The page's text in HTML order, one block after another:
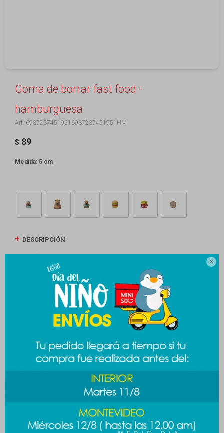

Goma de borrar fast food -
hamburguesa
69372374519516937237451951HM
$ 89
Medida: 5 cm
DESCRIPCIÓN
CAMBIOS Y DEVOLUCIONES
MEDIOS DE PAGO
Productos que te pueden interesar